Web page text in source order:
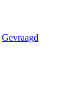
Gevraagd